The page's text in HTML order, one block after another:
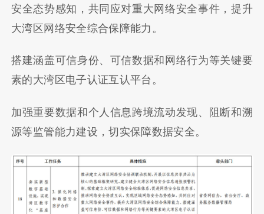
安全态势感知，共同应对重大网络安全事件，提升
大湾区网络安全综合保障能力。
搭建涵盖可信身份、可信数据和网络行为等关键要
素的大湾区电子认证互认平台。
加强重要数据和个人信息跨境流动发现、阻断和溯
源等监管能力建设，切实保障数据安全。